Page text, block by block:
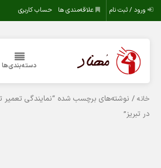
ورود / ثبت نام علاقه‌مندی ها حساب کاربری
دسته‌بندی‌ها
خانه / نوشته‌های برچسب شده “نمایندگی تعمیر
در تبریز”